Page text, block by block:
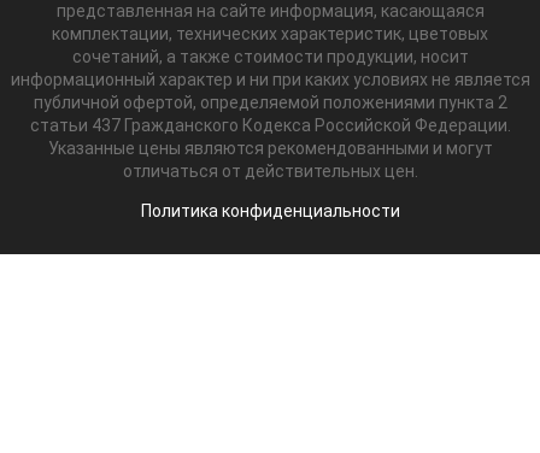
представленная на сайте информация, касающаяся
комплектации, технических характеристик, цветовых
сочетаний, а также стоимости продукции, носит
информационный характер и ни при каких условиях не является
публичной офертой, определяемой положениями пункта 2
статьи 437 Гражданского Кодекса Российской Федерации.
Указанные цены являются рекомендованными и могут
отличаться от действительных цен.
Политика конфиденциальности